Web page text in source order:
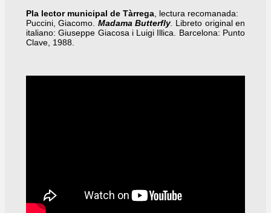
Pla lector municipal de Tàrrega, lectura recomanada:
Puccini, Giacomo. Madama Butterfly. Libreto original en
italiano: Giuseppe Giacosa i Luigi Illica. Barcelona: Punto
Clave, 1988.